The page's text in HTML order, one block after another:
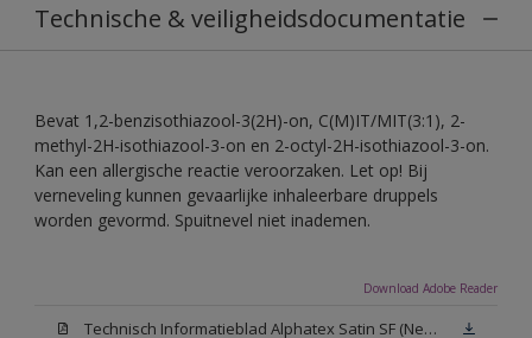
Technische & veiligheidsdocumentatie
Bevat 1,2-benzisothiazool-3(2H)-on, C(M)IT/MIT(3:1), 2-
methyl-2H-isothiazool-3-on en 2-octyl-2H-isothiazool-3-on.
Kan een allergische reactie veroorzaken. Let op! Bij
verneveling kunnen gevaarlijke inhaleerbare druppels
worden gevormd. Spuitnevel niet inademen.
Download Adobe Reader
Technisch Informatieblad Alphatex Satin SF (New Livery) (PDF)